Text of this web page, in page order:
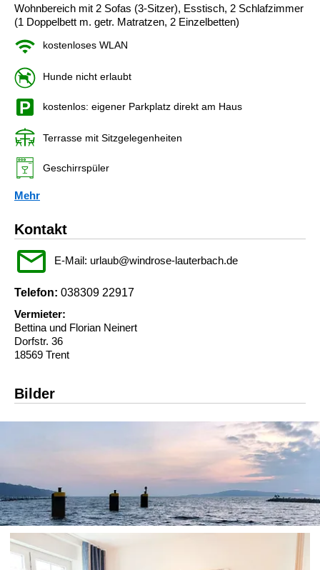
Wohnbereich mit 2 Sofas (3-Sitzer), Esstisch, 2 Schlafzimmer
(1 Doppelbett m. getr. Matratzen, 2 Einzelbetten)
kostenloses WLAN
Hunde nicht erlaubt
kostenlos: eigener Parkplatz direkt am Haus
Terrasse mit Sitzgelegenheiten
Geschirrspüler
Mehr
Kontakt
E-Mail: urlaub@windrose-lauterbach.de
Telefon: 038309 22917
Vermieter:
Bettina und Florian Neinert
Dorfstr. 36
18569 Trent
Bilder